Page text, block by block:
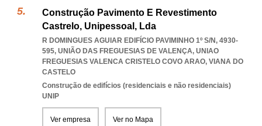
Construção Pavimento E Revestimento
Castrelo, Unipessoal, Lda
R DOMINGUES AGUIAR EDIFÍCIO PAVIMINHO 1º S/N, 4930-
595, UNIÃO DAS FREGUESIAS DE VALENÇA, UNIAO
FREGUESIAS VALENCA CRISTELO COVO ARAO, VIANA DO
CASTELO
Construção de edifícios (residenciais e não residenciais)
UNIP
Ver empresa Ver no Mapa